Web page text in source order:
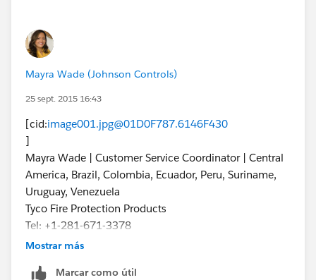
Mayra Wade (Johnson Controls)
25 sept. 2015 16:43
[cid:image001.jpg@01D0F787.6146F430
]
Mayra Wade | Customer Service Coordinator | Central
America, Brazil, Colombia, Ecuador, Peru, Suriname,
Uruguay, Venezuela
Tyco Fire Protection Products
Tel: +1-281-671-3378
mawade@tycoint.com
Mostrar más
Marcar como útil